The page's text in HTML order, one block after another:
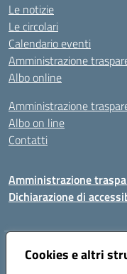
Cookies e altri
Le notizie
Le circolari
Calendario eventi
Amministrazione
Albo online
Amministrazione
Albo on line
Contatti
Amministrazione
Dichiarazione di
Indirizzo:Via Tirso, 07011